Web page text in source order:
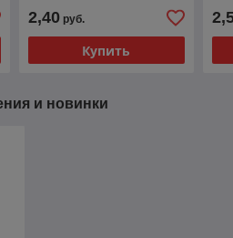
2,40руб.
Купить
и новинки